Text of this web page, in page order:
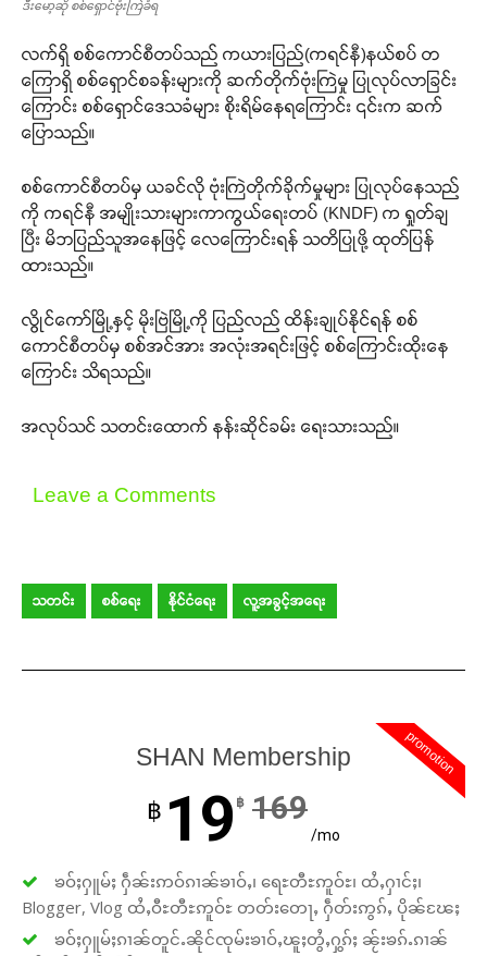
ဒီးမော့ဆို စစ်ရှောင်ဗုံးကြဲခံရ
လက်ရှိ စစ်ကောင်စီတပ်သည် ကယားပြည်(ကရင်နီ)နယ်စပ် တ
ကြောရှိ စစ်ရှောင်စခန်းများကို ဆက်တိုက်ဗုံးကြဲမှု ပြုလုပ်လာခြင်း
ကြောင်း စစ်ရှောင်ဒေသခံများ စိုးရိမ်နေရကြောင်း ၎င်းက ဆက်
ပြောသည်။
စစ်ကောင်စီတပ်မှ ယခင်လို ဗုံးကြဲတိုက်ခိုက်မှုများ ပြုလုပ်နေသည်
ကို ကရင်နီ အမျိုးသားများကာကွယ်ရေးတပ် (KNDF) က ရှုတ်ချ
ပြီး မိဘပြည်သူအနေဖြင့် လေကြောင်းရန် သတိပြုဖို့ ထုတ်ပြန်
ထားသည်။
လွိုင်ကော်မြို့နှင့် မိုးဗြဲမြို့ကို ပြည်လည် ထိန်းချုပ်နိုင်ရန် စစ်
ကောင်စီတပ်မှ စစ်အင်အား အလုံးအရင်းဖြင့် စစ်ကြောင်းထိုးနေ
ကြောင်း သိရသည်။
အလုပ်သင် သတင်းထောက် နန်းဆိုင်ခမ်း ရေးသားသည်။
Leave a Comments
သတင်း စစ်ရေး နိုင်ငံရေး လူ့အခွင့်အရေး
promotion
SHAN Membership
฿ 19 ฿ 169
/mo
ၶဝ်ႈႁူမ်ႈ ႁဵၼ်းဢဝ်ၵၢၼ်ၶၢဝ်ႇ၊ ရေႊတီႊဢူဝ်ႊ၊ ထႆႇႁၢင်ႈ၊
Blogger, Vlog ထႆႇဝီႊတီႊဢူဝ်ႊ တတ်းတေႃႇ ႁဵတ်းဢွၵ်ႇ ပိုၼ်ၽႄႈ
ၶဝ်ႈႁူမ်ႈၵၢၼ်တူင်ႉၼိုင်ၸုမ်းၶၢဝ်ႇၽူႈတွႆႇႁွၵ်ႈ ၼႂ်းၶၵ်ႉၵၢၼ်